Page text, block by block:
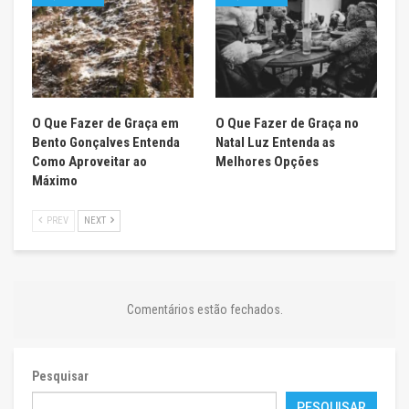
O Que Fazer de Graça em
Bento Gonçalves Entenda
Como Aproveitar ao
Máximo
O Que Fazer de Graça no
Natal Luz Entenda as
Melhores Opções
PREV NEXT
Comentários estão fechados.
Pesquisar